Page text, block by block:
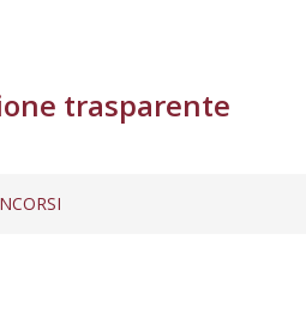
trasparente